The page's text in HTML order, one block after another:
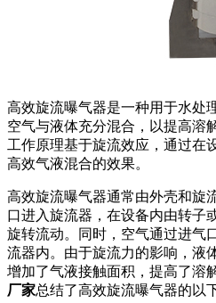
高效旋流曝气器是一种用于水处
空气与液体充分混合，以提高溶
工作原理基于旋流效应，通过在
高效气液混合的效果。
高效旋流曝气器通常由外壳和旋
口进入旋流器，在设备内由转子
旋转流动。同时，空气通过进气
流器内。由于旋流力的影响，液
增加了气液接触面积，提高了溶
厂家总结了高效旋流曝气器的以